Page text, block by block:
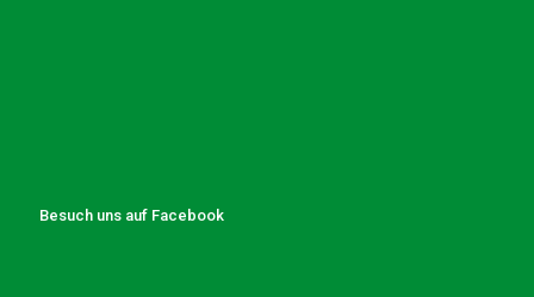
Besuch uns auf Facebook